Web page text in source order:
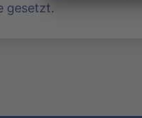
gesetzt.